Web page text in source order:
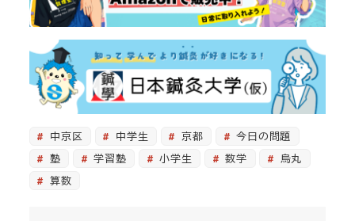
中京区 中学生 京都
今日の問題
塾
学習塾 小学生 数学
烏丸
算数